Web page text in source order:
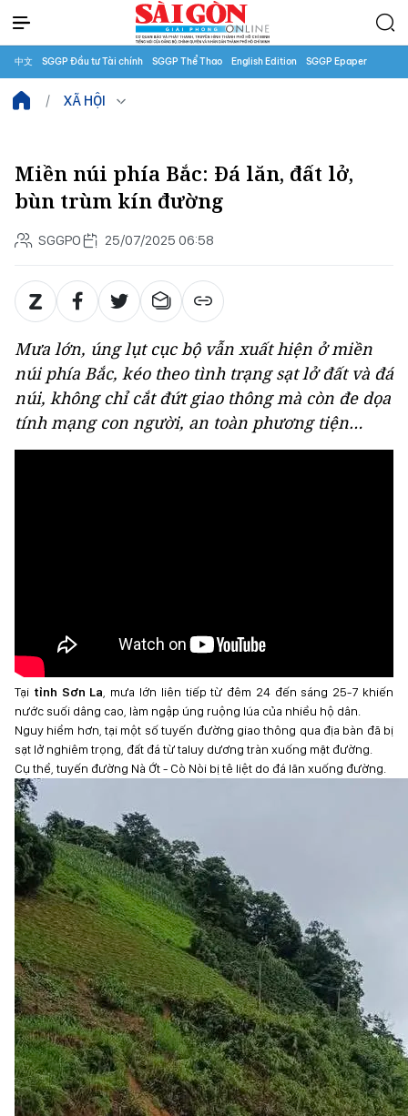
中文 SGGP Đầu tư Tài chính SGGP Thể Thao English Edition SGGP Epaper
XÃ HỘI
Miền núi phía Bắc: Đá lăn, đất lở,
bùn trùm kín đường
SGGPO 25/07/2025 06:58
Mưa lớn, úng lụt cục bộ vẫn xuất hiện ở miền
núi phía Bắc, kéo theo tình trạng sạt lở đất và đá
núi, không chỉ cắt đứt giao thông mà còn đe dọa
tính mạng con người, an toàn phương tiện…
Tại tỉnh Sơn La , mưa lớn liên tiếp từ đêm 24 đến sáng 25-7 khiến
nước suối dâng cao, làm ngập úng ruộng lúa của nhiều hộ dân.
Nguy hiểm hơn, tại một số tuyến đường giao thông qua địa bàn đã bị
sạt lở nghiêm trọng, đất đá từ taluy dương tràn xuống mặt đường.
Cụ thể, tuyến đường Nà Ớt - Cò Nòi bị tê liệt do đá lăn xuống đường.